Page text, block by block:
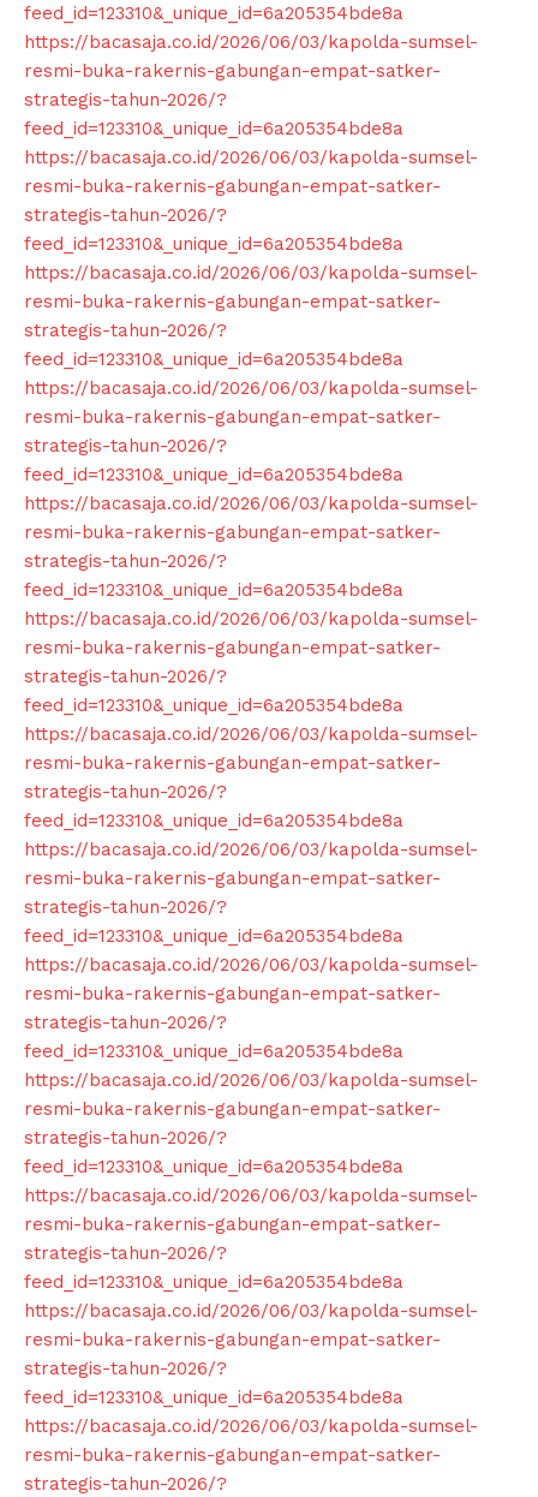
SUBSCRIBE NOW
Company
About
Contact us
Subscription Plans
My account
Klinik Gigi
Klinik Gigi Surabaya
Klinik Gigi Terdekat
Klinik Gigi terbaik
feed_id=123310&_unique_id=6a205354bde8a
https://bacasaja.co.id/2026/06/03/kapolda-sumsel-
resmi-buka-rakernis-gabungan-empat-satker-
strategis-tahun-2026/?
feed_id=123310&_unique_id=6a205354bde8a
https://bacasaja.co.id/2026/06/03/kapolda-sumsel-
resmi-buka-rakernis-gabungan-empat-satker-
strategis-tahun-2026/?
feed_id=123310&_unique_id=6a205354bde8a
https://bacasaja.co.id/2026/06/03/kapolda-sumsel-
resmi-buka-rakernis-gabungan-empat-satker-
strategis-tahun-2026/?
feed_id=123310&_unique_id=6a205354bde8a
https://bacasaja.co.id/2026/06/03/kapolda-sumsel-
resmi-buka-rakernis-gabungan-empat-satker-
strategis-tahun-2026/?
feed_id=123310&_unique_id=6a205354bde8a
https://bacasaja.co.id/2026/06/03/kapolda-sumsel-
resmi-buka-rakernis-gabungan-empat-satker-
strategis-tahun-2026/?
feed_id=123310&_unique_id=6a205354bde8a
https://bacasaja.co.id/2026/06/03/kapolda-sumsel-
resmi-buka-rakernis-gabungan-empat-satker-
strategis-tahun-2026/?
feed_id=123310&_unique_id=6a205354bde8a
https://bacasaja.co.id/2026/06/03/kapolda-sumsel-
resmi-buka-rakernis-gabungan-empat-satker-
strategis-tahun-2026/?
feed_id=123310&_unique_id=6a205354bde8a
https://bacasaja.co.id/2026/06/03/kapolda-sumsel-
resmi-buka-rakernis-gabungan-empat-satker-
strategis-tahun-2026/?
feed_id=123310&_unique_id=6a205354bde8a
https://bacasaja.co.id/2026/06/03/kapolda-sumsel-
resmi-buka-rakernis-gabungan-empat-satker-
strategis-tahun-2026/?
feed_id=123310&_unique_id=6a205354bde8a
https://bacasaja.co.id/2026/06/03/kapolda-sumsel-
resmi-buka-rakernis-gabungan-empat-satker-
strategis-tahun-2026/?
feed_id=123310&_unique_id=6a205354bde8a
https://bacasaja.co.id/2026/06/03/kapolda-sumsel-
resmi-buka-rakernis-gabungan-empat-satker-
strategis-tahun-2026/?
feed_id=123310&_unique_id=6a205354bde8a
https://bacasaja.co.id/2026/06/03/kapolda-sumsel-
resmi-buka-rakernis-gabungan-empat-satker-
strategis-tahun-2026/?
feed_id=123310&_unique_id=6a205354bde8a
https://bacasaja.co.id/2026/06/03/kapolda-sumsel-
resmi-buka-rakernis-gabungan-empat-satker-
strategis-tahun-2026/?